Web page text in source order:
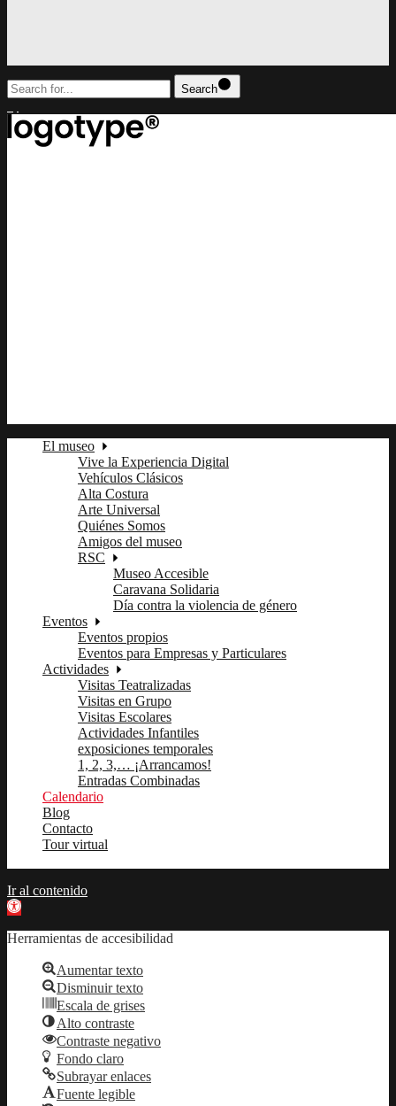
Search
El museo
Vive la Experiencia Digital
Vehículos Clásicos
Alta Costura
Arte Universal
Quiénes Somos
Amigos del museo
RSC
Museo Accesible
Caravana Solidaria
Día contra la violencia de género
Eventos
Eventos propios
Eventos para Empresas y Particulares
Actividades
Visitas Teatralizadas
Visitas en Grupo
Visitas Escolares
Actividades Infantiles
exposiciones temporales
1, 2, 3,… ¡Arrancamos!
Entradas Combinadas
Calendario
Blog
Contacto
Tour virtual
Ir al contenido
Abrir barra de herramientas
Herramientas de accesibilidad
Aumentar texto
Disminuir texto
Escala de grises
Alto contraste
Contraste negativo
Fondo claro
Subrayar enlaces
Fuente legible